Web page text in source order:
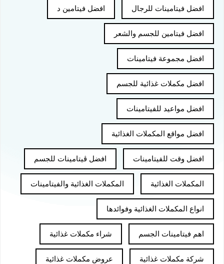
افضل فيتامينات للرجال افضل فيتامين د
افضل فيتامين للجسم والشعر
افضل مجموعة فيتامينات
افضل مكملات غذائية للجسم
افضل مواعيد للفيتامينات
افضل مواقع المكملات الغذائية
افضل وقت للفيتامينات افضل ڤيتامينات للجسم
المكملات الغذائية المكملات الغذائية والفيتامينات
انواع المكملات الغذائية وفوائدها
اهم فيتامينات الجسم شراء مكملات غذائية
شركة مكملات غذائية عروض مكملات غذائية